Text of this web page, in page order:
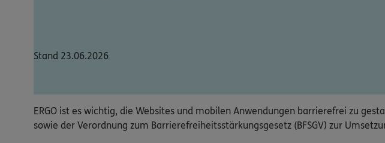
Stand 23.06.2026
ERGO ist es wichtig, die Websites und mobilen Anwendungen barrierefrei zu
sowie der Verordnung zum Barrierefreiheitsstärkungsgesetz (BFSGV) zur